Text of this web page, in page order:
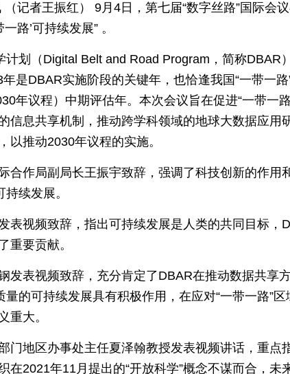
记者王振红） 9月4日，第七届“数字丝路”国际会
路’可持续发展” 。
计划（Digital Belt and Road Program，简称DBAR
是DBAR实施阶段的关键年，也恰逢我国“一带一
年议程）中期评估年。本次会议旨在促进“一带一
信息共享机制，推动跨学科领域的地球大数据应用
以推动2030年议程的实施。
合作局副局长王振宇致辞，强调了科技创新的作用
续发展。
表视频致辞，指出可持续发展是人类的共同目标，
重要贡献。
发表视频致辞，充分肯定了DBAR在推动数据共享
量的可持续发展具有积极作用，在应对“一带一路”
重大。
门地区办事处主任夏泽翰教授发表视频讲话，重点
在2021年11月提出的“开放科学”概念不谋而合，未